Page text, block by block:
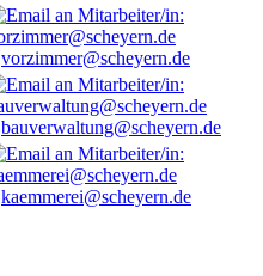
vorzimmer@scheyern.de
bauverwaltung@scheyern.de
kaemmerei@scheyern.de